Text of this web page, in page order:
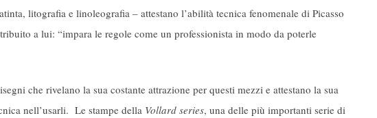
litografia e linoleografia – attestano l’abilità tecnica fenomenale di Picasso
a lui: “impara le regole come un professionista in modo da poterle
che rivelano la sua costante attrazione per questi mezzi e attestano la sua
nell’usarli. Le stampe della Vollard series, una delle più importanti serie di